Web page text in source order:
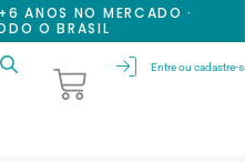
ANOS NO MERCADO ·
O BRASIL
Entre ou cadastre-